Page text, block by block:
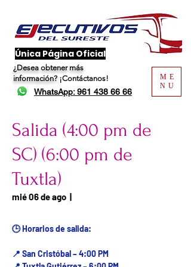
​Única Página Oficial
¿Desea obtener más
información? ¡Contáctanos!
WhatsApp: 961 438 66 66
ME
NU
Salida (4:00 pm de
SC) (6:00 pm de
Tuxtla)
mié 06 de ago
  |
🕒 Horarios de salida:
📍 San Cristóbal – 4:00 PM